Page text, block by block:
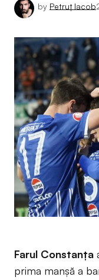
by Petruț Iacob
Farul Constanța
prima manșă a